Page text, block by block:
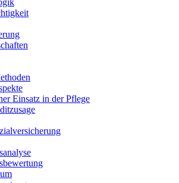
Einsatz in der Pflege